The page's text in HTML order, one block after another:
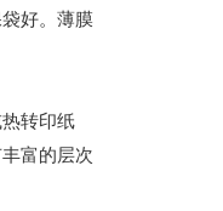
好。薄膜
转印纸
富的层次